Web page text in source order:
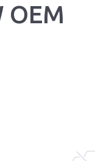
OEM